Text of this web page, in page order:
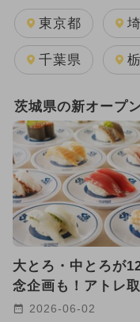
2024年のイベ
2025年11月の
2026年8月のイ
2026年1月のイ
2024年11月の
2024年7月のイ
2025年12月の
2025年3月のイ
東京都
千葉県
茨城県の新オープ
大とろ・中とろが
念企画も！アトレ
市内初出店の「くら
2026-06-02